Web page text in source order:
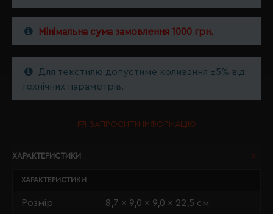
Мінімальна сума замовлення 1000 грн.
Для текстилю допустиме коливання ±5% від
технічних параметрів.
ЗАПРОСИТИ ІНФОРМАЦІЮ
ХАРАКТЕРИСТИКИ
ХАРАКТЕРИСТИКИ
Розмір 8,7 x 9,0 x 9,0 x 22,5 см